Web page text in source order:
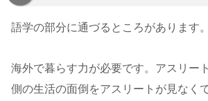
語学の部分に通づるところがあります。
海外で暮らす力が必要です。アスリー
側の生活の面倒をアスリートが見なく